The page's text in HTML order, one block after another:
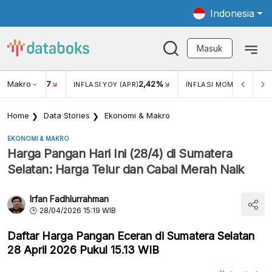
Indonesia
Masuk
Makro
USD/IDR 17 INFLASI YOY (APR)2,42% INFLASI MOM (MAR)
Home Data Stories Ekonomi & Makro
EKONOMI & MAKRO
Harga Pangan Hari Ini (28/4) di Sumatera
Selatan: Harga Telur dan Cabai Merah Naik
Irfan Fadhlurrahman
28/04/2026 15:19 WIB
Daftar Harga Pangan Eceran di Sumatera Selatan
28 April 2026 Pukul 15.13 WIB